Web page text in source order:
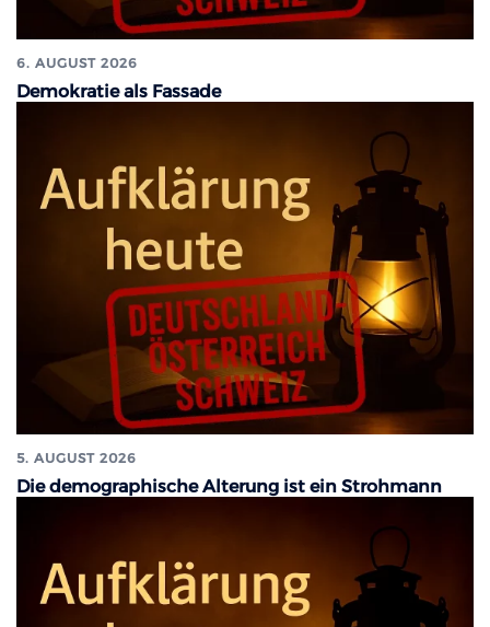
6. AUGUST 2026
Demokratie als Fassade
5. AUGUST 2026
Die demographische Alterung ist ein Strohmann